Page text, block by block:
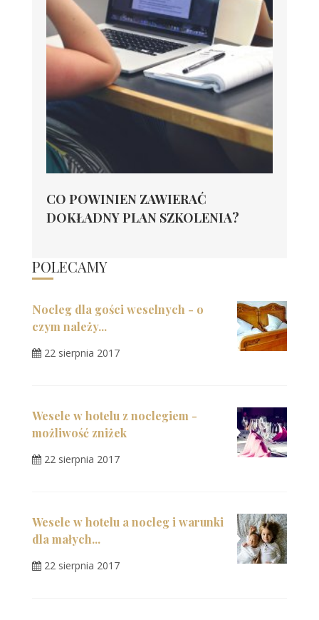
CO POWINIEN ZAWIERAĆ
DOKŁADNY PLAN SZKOLENIA?
POLECAMY
Nocleg dla gości weselnych - o
czym należy...
22 sierpnia 2017
Wesele w hotelu z noclegiem -
możliwość zniżek
22 sierpnia 2017
Wesele w hotelu a nocleg i warunki
dla małych...
22 sierpnia 2017